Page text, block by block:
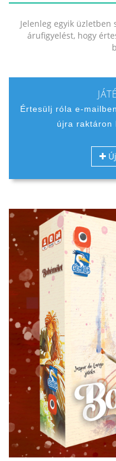
Jelenleg egyik üzletben
árufigyelést, hogy
Értesülj róla e-
újra raktáron